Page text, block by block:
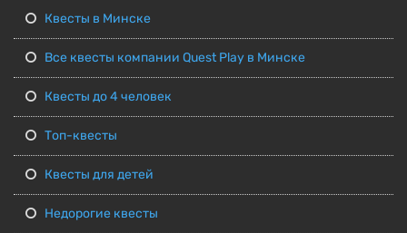
Квесты в Минске
Все квесты компании Quest Play в Минске
Квесты до 4 человек
Топ-квесты
Квесты для детей
Недорогие квесты